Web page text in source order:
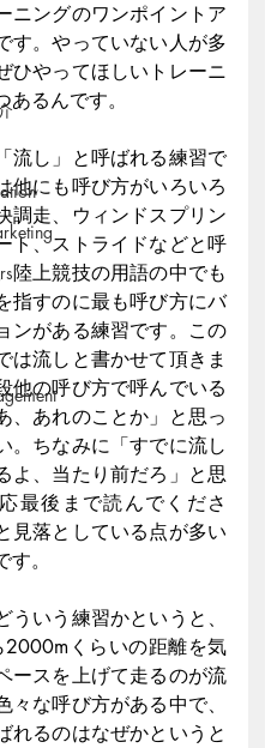
ニングのワンポイントア
す。やっていない人が多
ひやってほしいトレーニ
あるんです。
し」と呼ばれる練習で
他にも呼び方がいろいろ
調走、ウィンドスプリン
ト、ストライドなどと呼
陸上競技の用語の中でも
指すのに最も呼び方にバ
ンがある練習です。この
は流しと書かせて頂きま
他の呼び方で呼んでいる
、あれのことか」と思っ
。ちなみに「すでに流し
よ、当たり前だろ」と思
最後まで読んでくださ
見落としている点が多い
。
いう練習かというと、
2000mくらいの距離を気
ースを上げて走るのが流
々な呼び方がある中で、
れるのはなぜかというと